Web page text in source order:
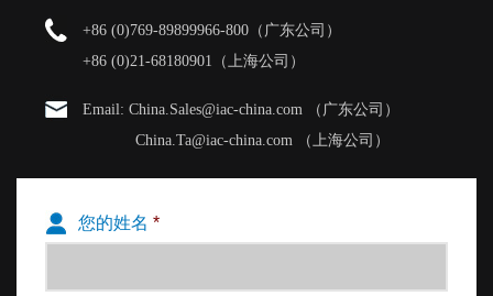
+86 (0)769-89899966-800（广东公司）
+86 (0)21-68180901（上海公司）
Email: China.Sales@iac-china.com （广东公司）
China.Ta@iac-china.com （上海公司）
您的姓名 *